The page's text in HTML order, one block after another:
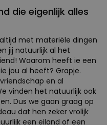
die eigenlijk alles
met materiële dingen
jij natuurlijk al het
Waarom heeft ie een
jou al heeft? Grapje.
en al
vinden het natuurlijk ook
Dus we gaan graag op
dat hen zeker vrolijk
een eiland of een